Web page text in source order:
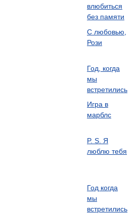
влюбиться
без памяти
С любовью,
Рози
Год, когда
мы
встретились
Игра в
марблс
P. S. Я
люблю тебя
Год когда
мы
встретились